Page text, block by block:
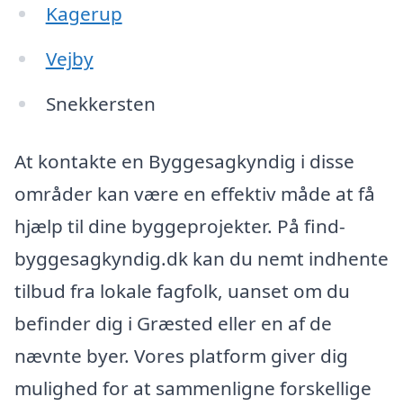
Kagerup
Vejby
Snekkersten
At kontakte en Byggesagkyndig i disse
områder kan være en effektiv måde at få
hjælp til dine byggeprojekter. På find-
byggesagkyndig.dk kan du nemt indhente
tilbud fra lokale fagfolk, uanset om du
befinder dig i Græsted eller en af de
nævnte byer. Vores platform giver dig
mulighed for at sammenligne forskellige